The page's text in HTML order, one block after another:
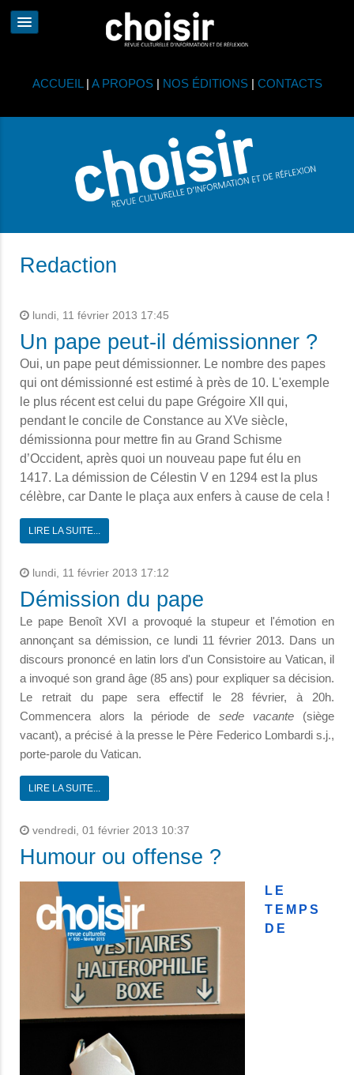
ACCUEIL | A PROPOS| NOS ÉDITIONS| CONTACTS
Redaction
lundi, 11 février 2013 17:45
Un pape peut-il démissionner ?
Oui, un pape peut démissionner. Le nombre des papes
qui ont démissionné est estimé à près de 10. L'exemple
le plus récent est celui du pape Grégoire XII qui,
pendant le concile de Constance au XVe siècle,
démissionna pour mettre fin au Grand Schisme
d’Occident, après quoi un nouveau pape fut élu en
1417. La démission de Célestin V en 1294 est la plus
célèbre, car Dante le plaça aux enfers à cause de cela !
LIRE LA SUITE...
lundi, 11 février 2013 17:12
Démission du pape
Le pape Benoît XVI a provoqué la stupeur et l'émotion en
annonçant sa démission, ce lundi 11 février 2013. Dans un
discours prononcé en latin lors d'un Consistoire au Vatican, il
a invoqué son grand âge (85 ans) pour expliquer sa décision.
Le retrait du pape sera effectif le 28 février, à 20h.
Commencera alors la période de sede vacante (siège
vacant), a précisé à la presse le Père Federico Lombardi s.j.,
porte-parole du Vatican.
LIRE LA SUITE...
vendredi, 01 février 2013 10:37
Humour ou offense ?
LE
TEMPS
DE